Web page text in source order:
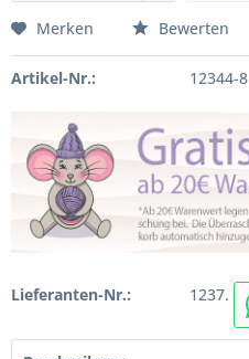
Merken Bewerten
Artikel-Nr.: 12344-8
Lieferanten-Nr.: 1237.